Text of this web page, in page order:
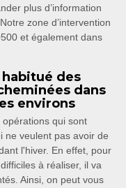
plus d’information
zone d’intervention
et également dans
habitué des
dans
environs
qui sont
ne veulent pas avoir de
l'hiver. En effet, pour
à réaliser, il va
Ainsi, on peut vous